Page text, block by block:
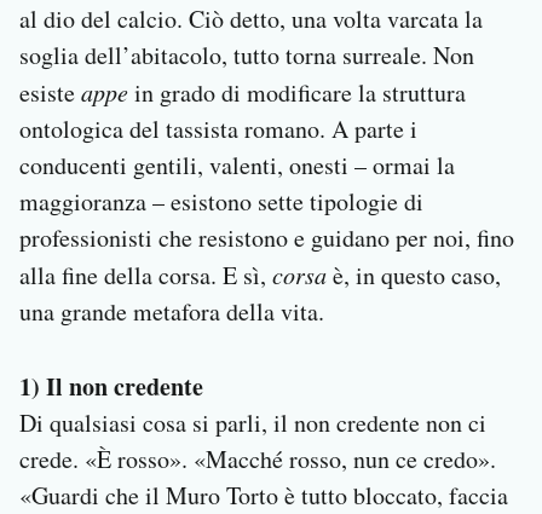
al dio del calcio. Ciò detto, una volta varcata la
soglia dell’abitacolo, tutto torna surreale. Non
esisteappein grado di modificare la struttura
ontologica del tassista romano. A parte i
conducenti gentili, valenti, onesti – ormai la
maggioranza – esistono sette tipologie di
professionisti che resistono e guidano per noi, fino
alla fine della corsa. E sì, corsaè, in questo caso,
una grande metafora della vita.
1) Il non credente
Di qualsiasi cosa si parli, il non credente non ci
crede. «È rosso». «Macché rosso, nun ce credo».
«Guardi che il Muro Torto è tutto bloccato, faccia